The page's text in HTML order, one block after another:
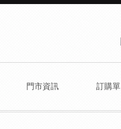
門市資訊 訂購單